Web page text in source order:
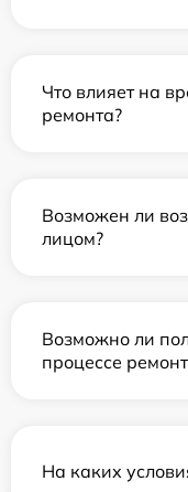
Что влияет на
ремонта?
Возможен ли
лицом?
Возможно ли
процессе
На каких